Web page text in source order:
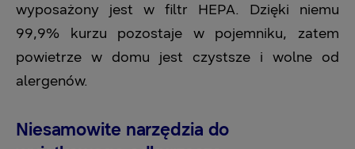
wyposażony jest w filtr HEPA. Dzięki niemu
99,9% kurzu pozostaje w pojemniku, zatem
powietrze w domu jest czystsze i wolne od
alergenów.
Niesamowite narzędzia do